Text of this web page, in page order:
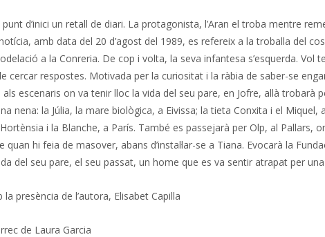
d’inici un retall de diari. La protagonista, l’Aran el troba mentre
amb data del 20 d’agost del 1989, es refereix a la troballa del
a la Conreria. De cop i volta, la seva infantesa s’esquerda. Vol
cercar respostes. Motivada per la curiositat i la ràbia de saber-se
escenaris on va tenir lloc la vida del seu pare, en Jofre, allà trobarà
nena: la Júlia, la mare biològica, a Eivissa; la tieta Conxita i el Miquel,
i la Blanche, a París. També es passejarà per Olp, al Pallars,
quan hi feia de masover, abans d’instal·lar-se a Tiana. Evocarà la
del seu pare, el seu passat, un home que es va sentir atrapat per
presència de l’autora, Elisabet Capilla
de Laura Garcia